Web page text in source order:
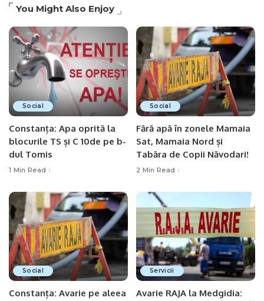
You Might Also Enjoy
Social
Constanța: Apa oprită la
blocurile TS și C 10de pe b-
dul Tomis
1 Min Read
Social
Fără apă în zonele Mamaia
Sat, Mamaia Nord și
Tabăra de Copii Năvodari!
2 Min Read
Social
Constanța: Avarie pe aleea
Servicii
Avarie RAJA la Medgidia: